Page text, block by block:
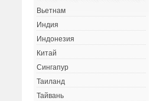
Вьетнам
Индия
Индонезия
Китай
Сингапур
Таиланд
Тайвань